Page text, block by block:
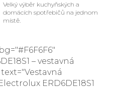
Velký výběr kuchyňských a
domácích spotřebičů na jednom
místě.
– vestavná
ERD6DE18S1